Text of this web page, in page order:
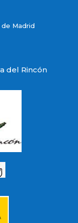
de Madrid
del Rincón